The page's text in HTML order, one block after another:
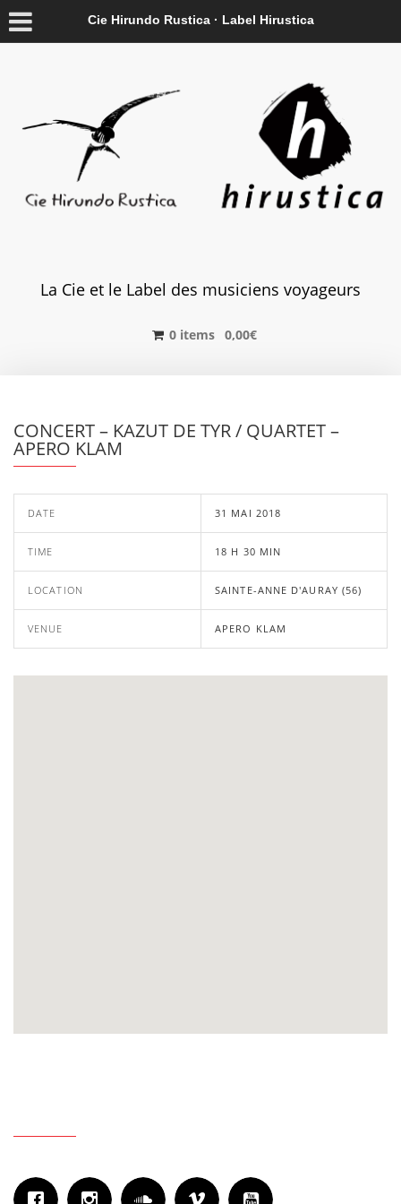
Cie Hirundo Rustica · Label Hirustica
La Cie et le Label des musiciens voyageurs
0 items 0,00€
CONCERT – KAZUT DE TYR / QUARTET –
APERO KLAM
DATE 31 MAI 2018
TIME 18 H 30 MIN
LOCATION SAINTE-ANNE D'AURAY (56)
VENUE APERO KLAM